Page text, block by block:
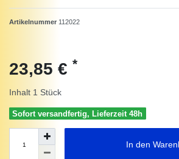
Artikelnummer 112022
23,85 € *
Inhalt 1 Stück
Sofort versandfertig, Lieferzeit 48h
In den